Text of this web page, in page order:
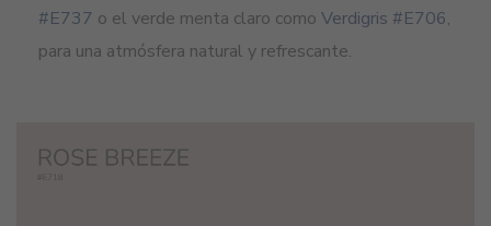
#E737 o el verde menta claro como Verdigris #E706,
para una atmósfera natural y refrescante.